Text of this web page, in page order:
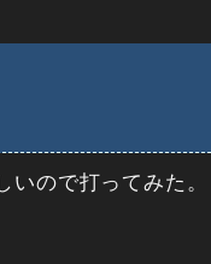
ので打ってみた。